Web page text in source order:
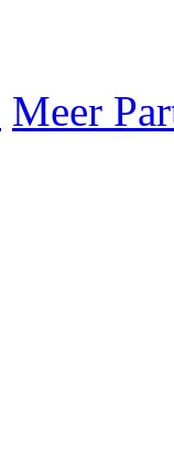
Meer